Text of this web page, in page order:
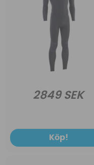
2849 SEK
Köp!